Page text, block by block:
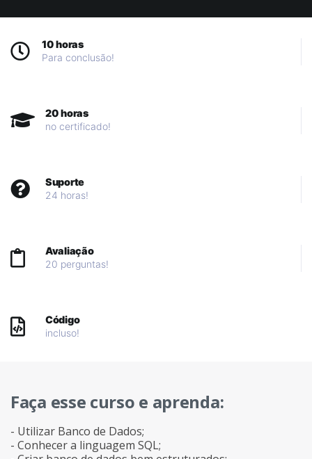
10 horas
Para conclusão!
20 horas
no certificado!
Suporte
24 horas!
Avaliação
20 perguntas!
Código
incluso!
Faça esse curso e aprenda:
- Utilizar Banco de Dados;
- Conhecer a linguagem SQL;